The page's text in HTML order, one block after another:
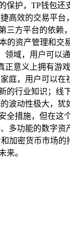
护，TP钱包还
高效的交易平
方平台的依赖
的资产管理和交
域，用户可以
意义上拥有游
庭，用户可以
行业知识；线
波动性极大，犹
措施，但在这
多功能的数字
加密货币市场
来。